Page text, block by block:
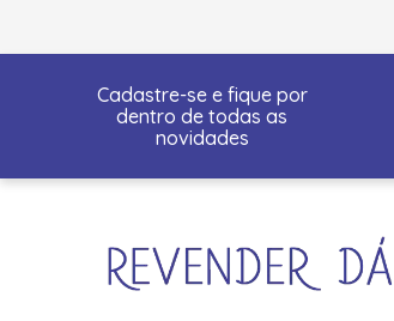
Cadastre-se e fique por
dentro de todas as
novidades